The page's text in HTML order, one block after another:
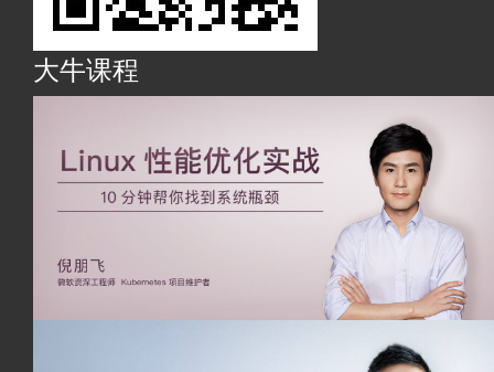
大牛课程